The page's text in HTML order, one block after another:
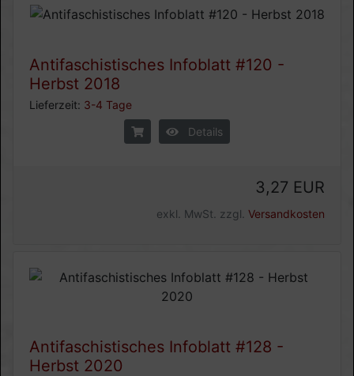
Antifaschistisches Infoblatt #120 -
Herbst 2018
Lieferzeit: 3-4 Tage
Details
3,27 EUR
exkl. MwSt. zzgl. Versandkosten
Antifaschistisches Infoblatt #128 -
Herbst 2020